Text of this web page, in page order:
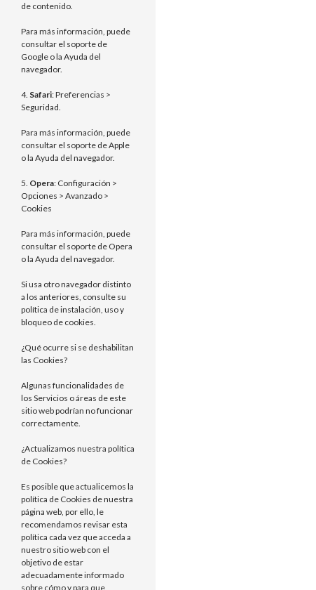
de contenido.
Para más información, puede
consultar el soporte de
Google o la Ayuda del
navegador.
4. Safari: Preferencias >
Seguridad.
Para más información, puede
consultar el soporte de Apple
o la Ayuda del navegador.
5. Opera: Configuración >
Opciones > Avanzado >
Cookies
Para más información, puede
consultar el soporte de Opera
o la Ayuda del navegador.
Si usa otro navegador distinto
a los anteriores, consulte su
política de instalación, uso y
bloqueo de cookies.
¿Qué ocurre si se deshabilitan
las Cookies?
Algunas funcionalidades de
los Servicios o áreas de este
sitio web podrían no funcionar
correctamente.
¿Actualizamos nuestra política
de Cookies?
Es posible que actualicemos la
política de Cookies de nuestra
página web, por ello, le
recomendamos revisar esta
política cada vez que acceda a
nuestro sitio web con el
objetivo de estar
adecuadamente informado
sobre cómo y para que